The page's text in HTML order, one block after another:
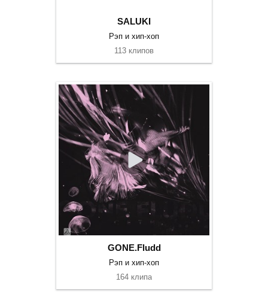
SALUKI
Рэп и хип-хоп
113 клипов
GONE.Fludd
Рэп и хип-хоп
164 клипа